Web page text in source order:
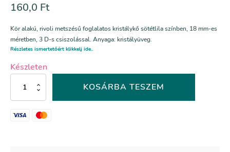
160,0 Ft
Kör alakú, rivoli metszésű foglalatos kristálykő sötétlila színben, 18 mm-es
méretben, 3 D-s csiszolással. Anyaga: kristályüveg.
Részletes ismertetőért klikkelj ide..
Készleten
Purple
Velvet
színű
rivoli
KOSÁRBA TESZEM